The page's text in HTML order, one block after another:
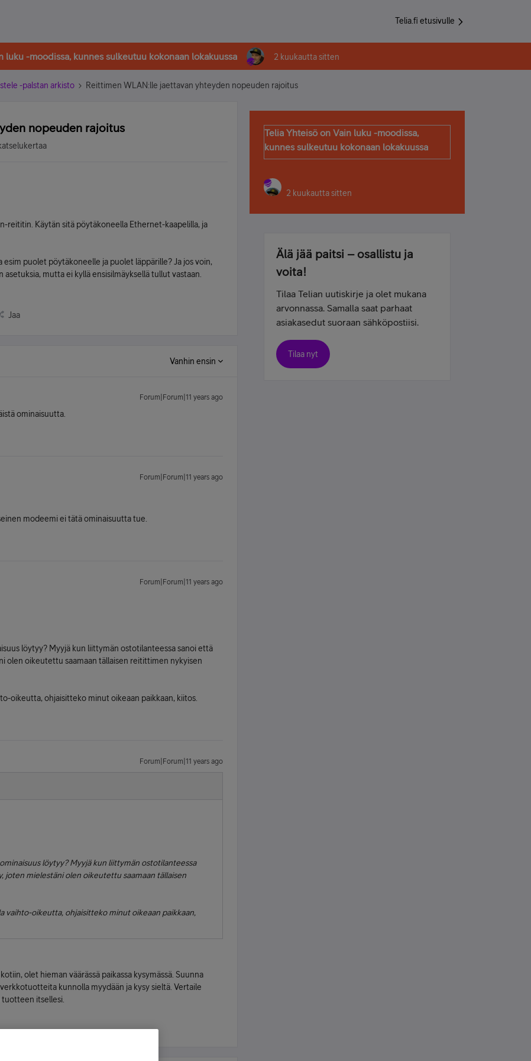
Telia.fi etusivulle
luku -moodissa, kunnes sulkeutuu kokonaan lokakuussa 2 kuukautta sitten
-palstan arkisto Reittimen WLAN:lle jaettavan yhteyden nopeuden rajoitus
nopeuden rajoitus
reititin. Käytän sitä pöytäkoneella Ethernet-kaapelilla, ja
puolet pöytäkoneelle ja puolet läppärille? Ja jos voin,
mutta ei kyllä ensisilmäyksellä tullut vastaan.
Jaa
Vanhin ensin
Forum|Forum|11 years ago
ominaisuutta.
Forum|Forum|11 years ago
modeemi ei tätä ominaisuutta tue.
Forum|Forum|11 years ago
löytyy? Myyjä kun liittymän ostotilanteessa sanoi että
olen oikeutettu saamaan tällaisen reitittimen nykyisen
oikeutta, ohjaisitteko minut oikeaan paikkaan, kiitos.
Forum|Forum|11 years ago
löytyy? Myyjä kun liittymän ostotilanteessa
joten mielestäni olen oikeutettu saamaan tällaisen
vaihto-oikeutta, ohjaisitteko minut oikeaan paikkaan,
olet hieman väärässä paikassa kysymässä. Suunna
kunnolla myydään ja kysy sieltä. Vertaile
tuotteen itsellesi.
Telia Yhteisö on Vain luku -moodissa,
kunnes sulkeutuu kokonaan lokakuussa
2 kuukautta sitten
Älä jää paitsi – osallistu ja
voita!
Tilaa Telian uutiskirje ja olet mukana
arvonnassa. Samalla saat parhaat
asiakasedut suoraan sähköpostiisi.
Tilaa nyt